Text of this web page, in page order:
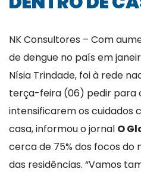
NK Consultores – Com
de dengue no país em
Nísia Trindade, foi à rede
terça-feira (06) pedir para
intensificarem os cuidados
casa, informou o jornal O
cerca de 75% dos focos
das residências. “Vamos